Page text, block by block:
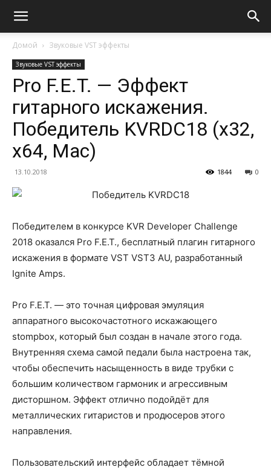
Домой Звуковые VST эффекты
Звуковые VST эффекты
Pro F.E.T. — Эффект
гитарного искажения.
Победитель KVRDC18 (x32,
x64, Mac)
13.10.2018 0
1844
Победителем в конкурсе KVR Developer Challenge
2018 оказался Pro F.E.T., бесплатный плагин гитарного
искажения в формате VST VST3 AU, разработанный
Ignite Amps.
Pro F.E.T. — это точная цифровая эмуляция
аппаратного высокочастотного искажающего
stompbox, который был создан в начале этого года.
Внутренняя схема самой педали была настроена так,
чтобы обеспечить насыщенность в виде трубки с
большим количеством гармоник и агрессивным
дисторшном. Эффект отлично подойдёт для
металлических гитаристов и продюсеров этого
направления.
Пользовательский интерфейс обладает тёмной